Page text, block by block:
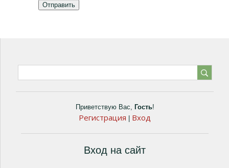
Отправить
Приветствую Вас, Гость!
Регистрация Вход
Вход на сайт